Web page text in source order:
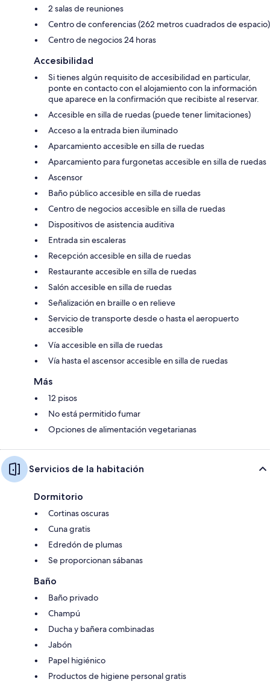
2 salas de reuniones
Centro de conferencias (262 metros cuadrados de espacio)
Centro de negocios 24 horas
Accesibilidad
Si tienes algún requisito de accesibilidad en particular,
ponte en contacto con el alojamiento con la información
que aparece en la confirmación que recibiste al reservar.
Accesible en silla de ruedas (puede tener limitaciones)
Acceso a la entrada bien iluminado
Aparcamiento accesible en silla de ruedas
Aparcamiento para furgonetas accesible en silla de ruedas
Ascensor
Baño público accesible en silla de ruedas
Centro de negocios accesible en silla de ruedas
Dispositivos de asistencia auditiva
Entrada sin escaleras
Recepción accesible en silla de ruedas
Restaurante accesible en silla de ruedas
Salón accesible en silla de ruedas
Señalización en braille o en relieve
Servicio de transporte desde o hasta el aeropuerto
accesible
Vía accesible en silla de ruedas
Vía hasta el ascensor accesible en silla de ruedas
Más
12 pisos
No está permitido fumar
Opciones de alimentación vegetarianas
Servicios de la habitación
Dormitorio
Cortinas oscuras
Cuna gratis
Edredón de plumas
Se proporcionan sábanas
Baño
Baño privado
Champú
Ducha y bañera combinadas
Jabón
Papel higiénico
Productos de higiene personal gratis